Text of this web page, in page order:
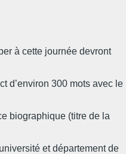
à cette journée devront
d’environ 300 mots avec le
biographique (titre de la
et département de